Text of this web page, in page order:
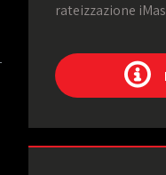
rateizzazione